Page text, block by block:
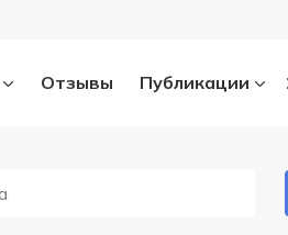
Отзывы Публикации